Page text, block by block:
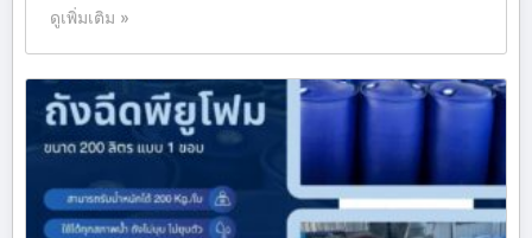
ดูเพิ่มเติม »